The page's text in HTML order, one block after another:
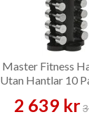
Master Fitness
Utan Hantlar 10
2 639 kr